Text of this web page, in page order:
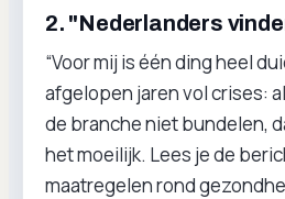
2. "Nederlanders
“Voor mij is één ding heel
afgelopen jaren vol crises:
de branche niet bundelen,
het moeilijk. Lees je de
maatregelen rond